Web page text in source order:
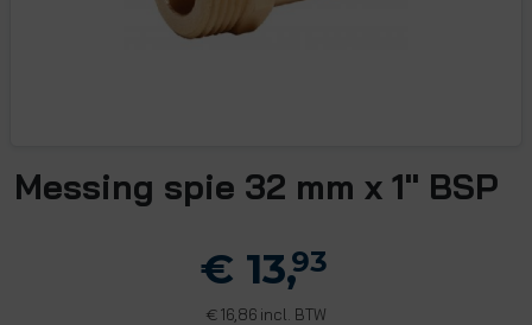
Messing spie 32 mm x 1" BSP
€ 13,93
€ 16,86 incl. BTW